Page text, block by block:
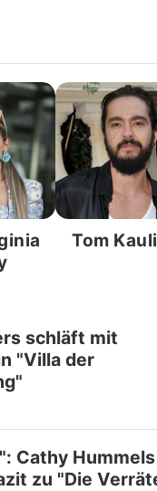
Tom
schläft mit
"Villa der
Cathy Hummels
zu "Die